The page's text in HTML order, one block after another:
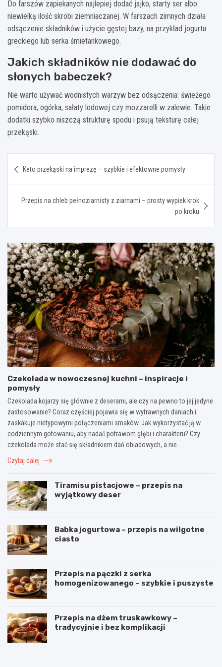
Do farszów zapiekanych najlepiej dodać jajko, starty ser albo
niewielką ilość skrobi ziemniaczanej. W farszach zimnych działa
odsączenie składników i użycie gęstej bazy, na przykład jogurtu
greckiego lub serka śmietankowego.
Jakich składników nie dodawać do
słonych babeczek?
Nie warto używać wodnistych warzyw bez odsączenia: świeżego
pomidora, ogórka, sałaty lodowej czy mozzarelli w zalewie. Takie
dodatki szybko niszczą strukturę spodu i psują teksturę całej
przekąski.
wpisu
Keto przekąski na imprezę – szybkie i efektowne pomysły
Przepis na chleb pełnoziarnisty z ziarnami – prosty wypiek krok
po kroku
Czekolada w nowoczesnej kuchni – inspiracje i
pomysły
Czekolada kojarzy się głównie z deserami, ale czy na pewno to jej jedyne
zastosowanie? Coraz częściej pojawia się w wytrawnych daniach i
zaskakuje nietypowymi połączeniami smaków. Jak wykorzystać ją w
codziennym gotowaniu, aby nadać potrawom głębi i charakteru? Czy
czekolada może stać się składnikiem dań obiadowych, a nie…
Czytaj dalej
Tiramisu pistacjowe – przepis na
wyjątkowy deser
Babka jogurtowa – przepis na wilgotne
ciasto
Przepis na pączki z serka
homogenizowanego – szybkie i puszyste
Przepis na dżem truskawkowy –
tradycyjnie i bez komplikacji
B
O